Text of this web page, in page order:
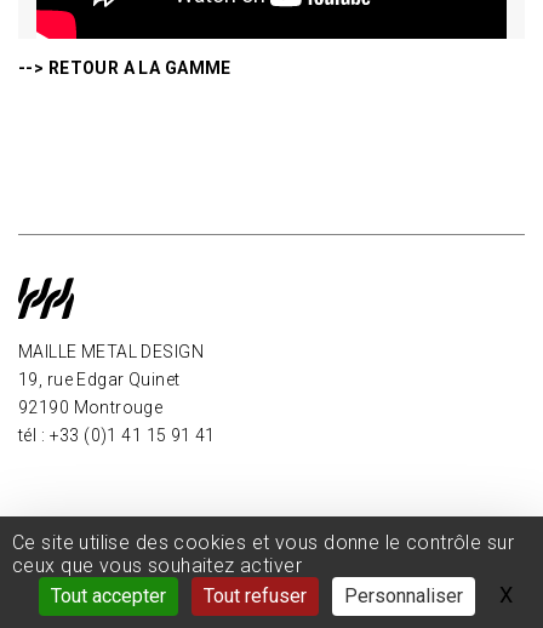
Ce site utilise des cookies et vous donne le contrôle sur
ceux que vous souhaitez activer
Tout accepter
Tout refuser Personnaliser X
--> RETOUR A LA GAMME
MAILLE METAL DESIGN
19, rue Edgar Quinet
92190 Montrouge
tél : +33 (0)1 41 15 91 41
CGV-Mentions légales -Politique de confidentialité